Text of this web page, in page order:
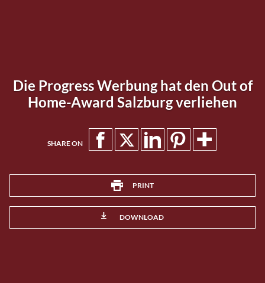
Die Progress Werbung hat den Out of
Home-Award Salzburg verliehen
SHARE ON
PRINT
DOWNLOAD